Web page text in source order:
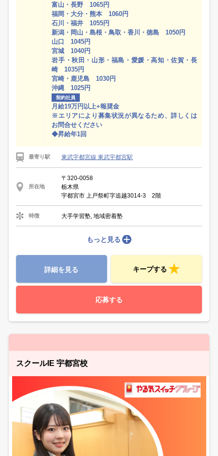
富山・長野 1065円
福岡・大分・熊本 1060円
石川・福井 1055円
新潟・岡山・島根・鳥取・香川・徳島 1050円
山口 1045円
宮城 1040円
岩手・秋田・山形・福島・愛媛・高知・佐賀・長
崎 1035円
宮崎・鹿児島 1030円
沖縄 1025円
契約社員
月給19万円以上+報奨金
※エリアにより募集状況が異なるため、詳しくは
お問合せください
◆昇給年1回
最寄り駅 東武宇都宮線 東武宇都宮駅
所在地
〒320-0058
栃木県
宇都宮市 上戸祭町字追越3014-3 2階
特徴 大手学習塾, 地域密着塾
もっと見る
詳細を見る キープする
応募する
スクールIE 宇都宮校